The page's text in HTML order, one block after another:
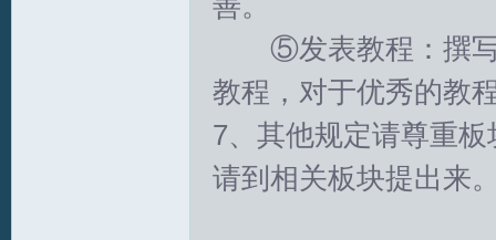
⑤发表教程：撰写
教程，对于优秀的教
7、其他规定请尊重
请到相关板块提出来